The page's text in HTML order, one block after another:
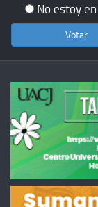
No estoy